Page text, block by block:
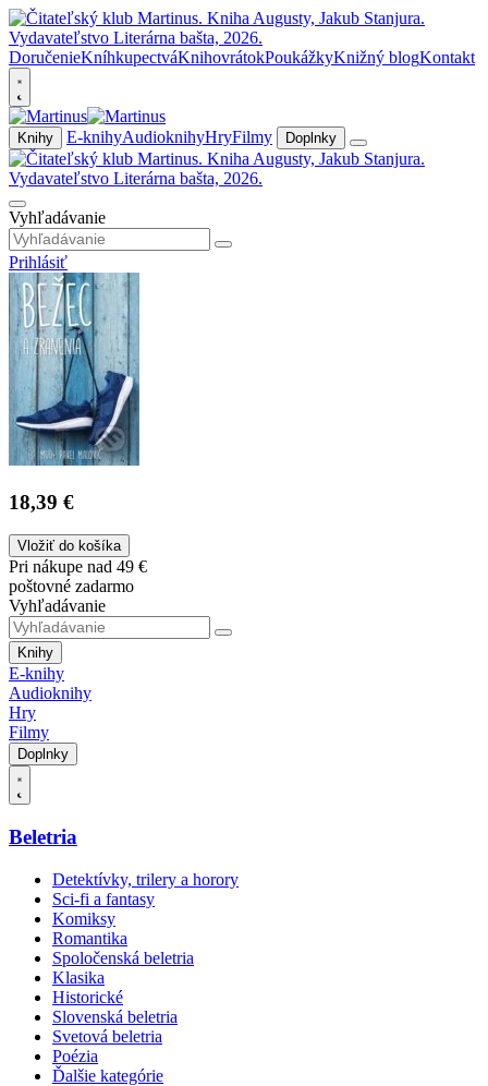
DoručenieKníhkupectváKnihovrátokPoukážkyKnižný blogKontakt
Knihy E-knihyAudioknihyHryFilmy Doplnky
Vyhľadávanie
Prihlásiť
18,39 €
Vložiť do košíka
Pri nákupe nad 49 €
poštovné zadarmo
Vyhľadávanie
Knihy
E-knihy
Audioknihy
Hry
Filmy
Doplnky
Beletria
Detektívky, trilery a horory
Sci-fi a fantasy
Komiksy
Romantika
Spoločenská beletria
Klasika
Historické
Slovenská beletria
Svetová beletria
Poézia
Ďalšie kategórie